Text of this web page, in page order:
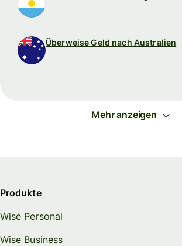
Überweise Geld nach Australien
Mehr anzeigen
Produkte
Wise Personal
Wise Business